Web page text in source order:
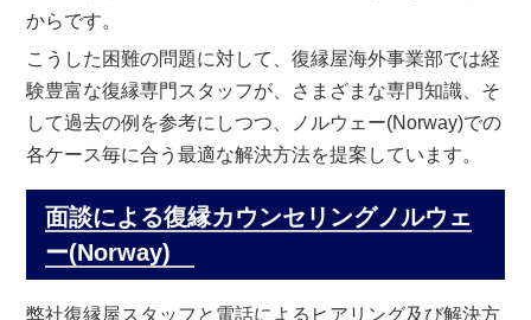
からです。
こうした困難の問題に対して、復縁屋海外事業部では経
験豊富な復縁専門スタッフが、さまざまな専門知識、そ
して過去の例を参考にしつつ、ノルウェー(Norway)での
各ケース毎に合う最適な解決方法を提案しています。
面談による復縁カウンセリングノルウェ
ー(Norway)
弊社復縁屋スタッフと電話によるヒアリング及び解決方